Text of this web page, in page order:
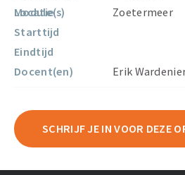
Module(s)
Locatie
Zoetermeer
Starttijd
Eindtijd
Docent(en)
Erik
SCHRIJF JE IN VOOR DEZE